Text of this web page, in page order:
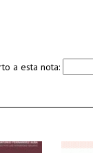
a esta nota: